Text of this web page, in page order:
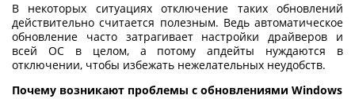
В некоторых ситуациях отключение таких обновлений
действительно считается полезным. Ведь автоматическое
обновление часто затрагивает настройки драйверов и
всей ОС в целом, а потому апдейты нуждаются в
отключении, чтобы избежать нежелательных неудобств.
Почему возникают проблемы с обновлениями Windows